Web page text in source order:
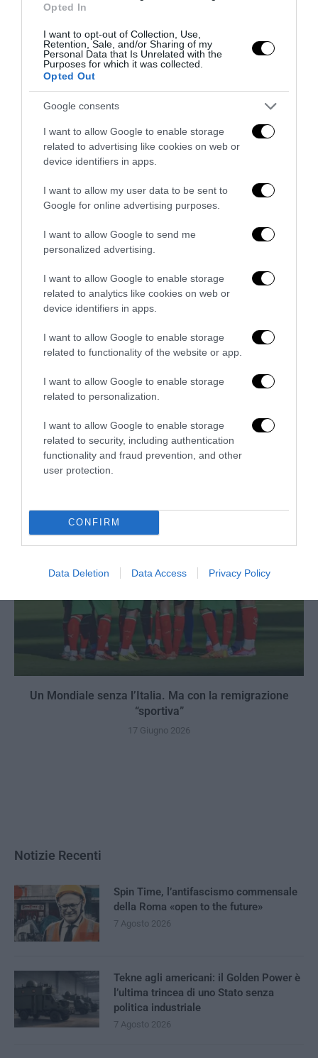
Opted In
I want to opt-out of Collection, Use,
Retention, Sale, and/or Sharing of my
Personal Data that Is Unrelated with the
Purposes for which it was collected.
Opted Out
Google consents
I want to allow Google to enable storage
related to advertising like cookies on web or
device identifiers in apps.
I want to allow my user data to be sent to
Google for online advertising purposes.
I want to allow Google to send me
personalized advertising.
I want to allow Google to enable storage
related to analytics like cookies on web or
device identifiers in apps.
I want to allow Google to enable storage
related to functionality of the website or app.
I want to allow Google to enable storage
related to personalization.
I want to allow Google to enable storage
related to security, including authentication
functionality and fraud prevention, and other
user protection.
CONFIRM
Data Deletion Data Access Privacy Policy
Spagna tornata alle origini
14 Luglio 2026
Trump e Infantino: oltre l’ultimo Mondiale dell’umanità
9 Luglio 2026
Un Mondiale senza l’Italia. Ma con la remigrazione
“sportiva”
17 Giugno 2026
Notizie Recenti
Spin Time, l’antifascismo commensale
della Roma «open to the future»
7 Agosto 2026
Tekne agli americani: il Golden Power è
l’ultima trincea di uno Stato senza
politica industriale
7 Agosto 2026